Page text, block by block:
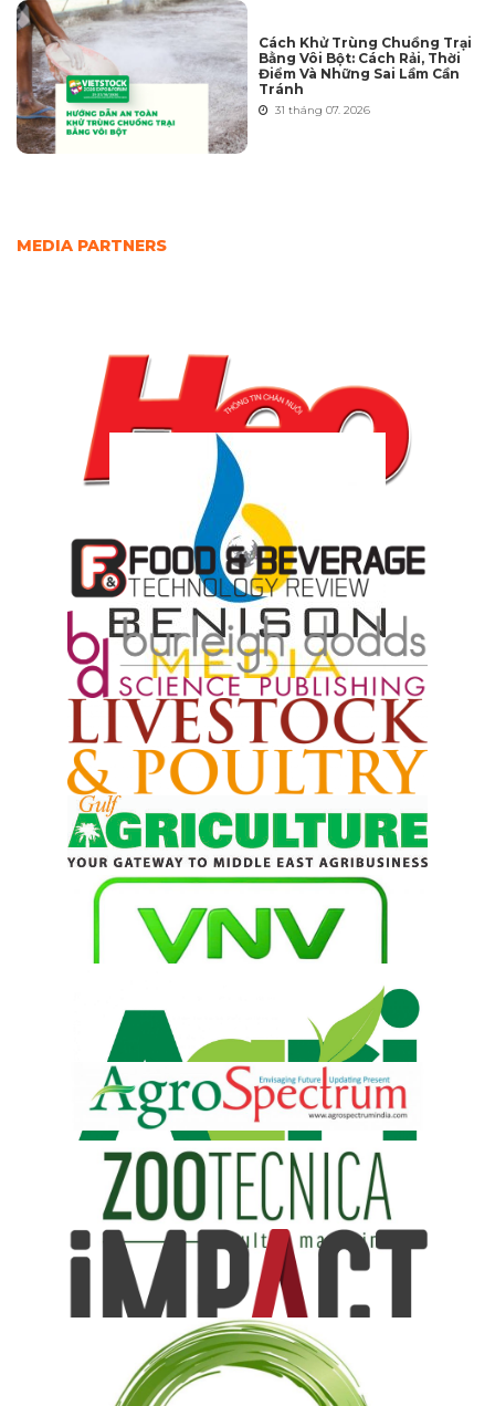
Cách Khử Trùng Chuồng Trại
Bằng Vôi Bột: Cách Rải, Thời
Điểm Và Những Sai Lầm Cần
Tránh
31 tháng 07. 2026
MEDIA PARTNERS